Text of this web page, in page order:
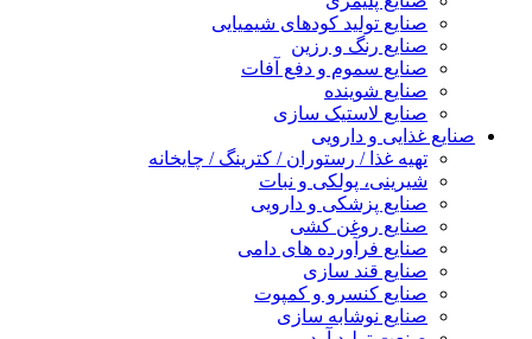
صنایع تولید کودهای شیمیایی
صنایع رنگ و رزین
صنایع سموم و دفع آفات
صنایع شوینده
صنایع لاستیک سازی
صنایع غذایی و دارویی
تهیه غذا / رستوران / کترینگ / چایخانه
شیرینی، پولکی و نبات
صنایع پزشکی و دارویی
صنایع روغن کشی
صنایع فرآورده های دامی
صنایع قند سازی
صنایع کنسرو و کمپوت
صنایع نوشابه سازی